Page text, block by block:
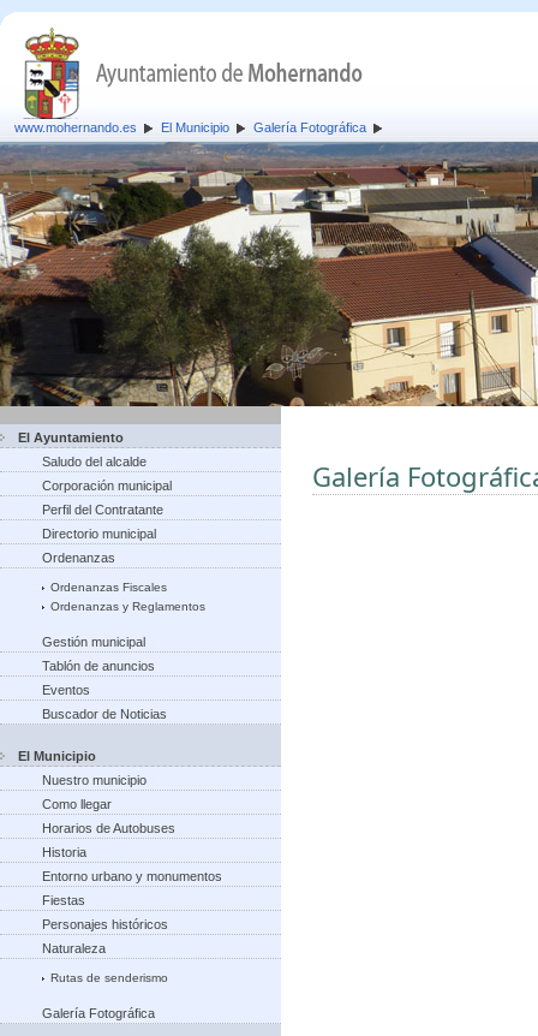
www.mohernando.es El Municipio Galería Fotográfica
El Ayuntamiento
Saludo del alcalde
Corporación municipal
Perfil del Contratante
Directorio municipal
Ordenanzas
Ordenanzas Fiscales
Ordenanzas y Reglamentos
Gestión municipal
Tablón de anuncios
Eventos
Buscador de Noticias
El Municipio
Nuestro municipio
Como llegar
Horarios de Autobuses
Historia
Entorno urbano y monumentos
Fiestas
Personajes históricos
Naturaleza
Rutas de senderismo
Galería Fotográfica
Galería